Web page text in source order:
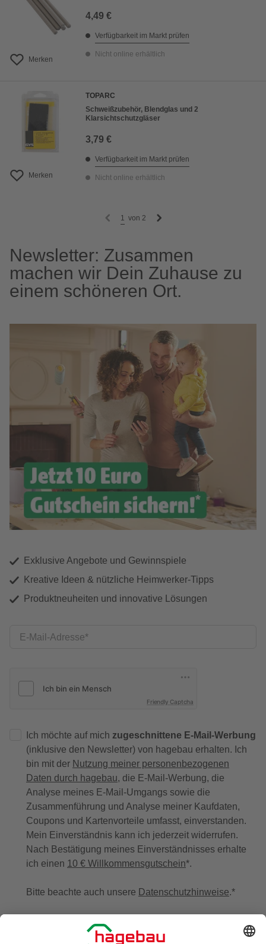
Merken
4,49 €
Verfügbarkeit im Markt prüfen
Nicht online erhältlich
Merken
TOPARC
Schweißzubehör, Blendglas und 2
Klarsichtschutzgläser
3,79 €
Verfügbarkeit im Markt prüfen
Nicht online erhältlich
1 von 2
Newsletter: Zusammen
machen wir Dein Zuhause zu
einem schöneren Ort.
Exklusive Angebote und Gewinnspiele
Kreative Ideen & nützliche Heimwerker-Tipps
Produktneuheiten und innovative Lösungen
E-Mail-Adresse
Friendly Captcha
Ich möchte auf mich zugeschnittene E-Mail-Werbung
(inklusive den Newsletter) von hagebau erhalten. Ich
bin mit der Nutzung meiner personenbezogenen
Daten durch hagebau, die E-Mail-Werbung, die
Analyse meines E-Mail-Umgangs sowie die
Zusammenführung und Analyse meiner Kaufdaten,
Coupons und Kartenvorteile umfasst, einverstanden.
Mein Einverständnis kann ich jederzeit widerrufen.
Nach Bestätigung meines Einverständnisses erhalte
ich einen 10 € Willkommensgutschein*.
Bitte beachte auch unsere Datenschutzhinweise.
JETZT ANMELDEN